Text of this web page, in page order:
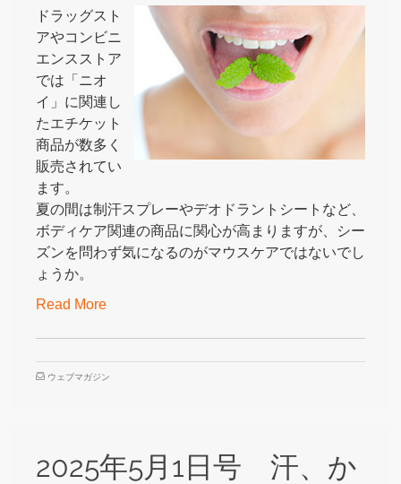
ドラッグスト
アやコンビニ
エンスストア
では「ニオ
イ」に関連し
たエチケット
商品が数多く
販売されてい
ます。
夏の間は制汗スプレーやデオドラントシートなど、
ボディケア関連の商品に関心が高まりますが、シー
ズンを問わず気になるのがマウスケアではないでし
ょうか。
Read More
ウェブマガジン
2025年5月1日号 汗、か